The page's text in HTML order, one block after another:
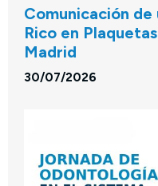
Comunicación
Rico en
Madrid
30/07/2026